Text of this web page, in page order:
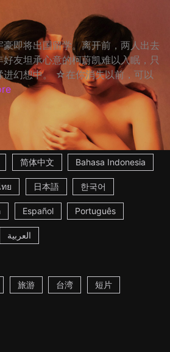
即将出国留学。离开前，两人出去
友坦承心意的柯蔚凯难以入眠，只
进幻想中。 ☆在你消失以前，可以
简体中文 Bahasa Indonesia
ย 日本語 한국어
Español Português
العربية
旅游 台湾 短片